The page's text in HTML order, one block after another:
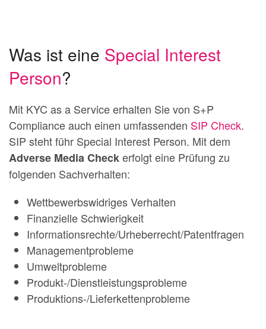
Was ist eine Special Interest
Person?
Mit KYC as a Service erhalten Sie von S+P
Compliance auch einen umfassenden SIP Check.
SIP steht führ Special Interest Person. Mit dem
Adverse Media Checkerfolgt eine Prüfung zu
folgenden Sachverhalten:
Wettbewerbswidriges Verhalten
Finanzielle Schwierigkeit
Informationsrechte/Urheberrecht/Patentfragen
Managementprobleme
Umweltprobleme
Produkt-/Dienstleistungsprobleme
Produktions-/Lieferkettenprobleme